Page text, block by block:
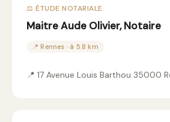
⚖️ ÉTUDE NOTARIALE
Maitre Aude Olivier, Notaire
📍 Rennes · à 5.8 km
📍 17 Avenue Louis Barthou 35000